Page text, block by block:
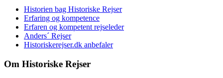
Historien bag Historiske Rejser
Erfaring og kompetence
Erfaren og kompetent rejseleder
Anders´ Rejser
Historiskerejser.dk anbefaler
Om Historiske Rejser